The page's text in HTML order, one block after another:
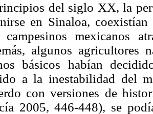
del siglo XX, la
en Sinaloa,
campesinos mexicanos
algunos agricultores
básicos habían
a la inestabilidad del
con versiones de
2005, 446-448), se